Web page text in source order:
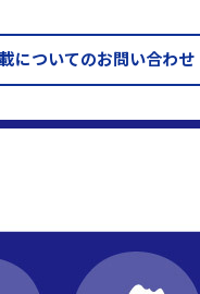
についてのお問い合わせ